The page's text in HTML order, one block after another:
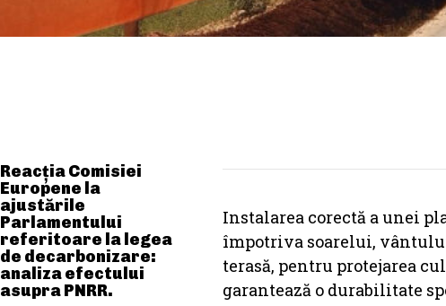
Reacția Comisiei
Europene la
ajustările
Parlamentului
referitoare la legea
de decarbonizare:
analiza efectului
asupra PNRR.
Instalarea corectă a unei
împotriva soarelui,
terasă, pentru protejarea
garantează o durabilitate